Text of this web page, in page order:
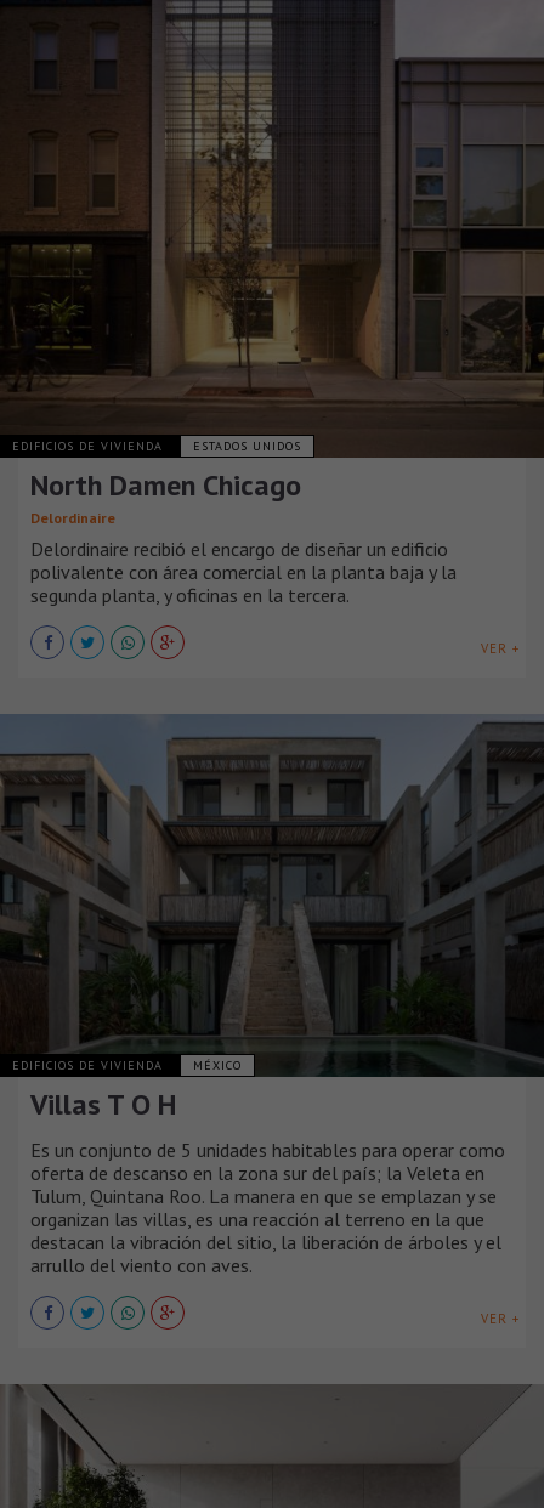
EDIFICIOS DE VIVIENDA ESTADOS UNIDOS
North Damen Chicago
Delordinaire
Delordinaire recibió el encargo de diseñar un edificio
polivalente con área comercial en la planta baja y la
segunda planta, y oficinas en la tercera.
VER +
EDIFICIOS DE VIVIENDA MÉXICO
Villas T O H
Es un conjunto de 5 unidades habitables para operar como
oferta de descanso en la zona sur del país; la Veleta en
Tulum, Quintana Roo. La manera en que se emplazan y se
organizan las villas, es una reacción al terreno en la que
destacan la vibración del sitio, la liberación de árboles y el
arrullo del viento con aves.
VER +